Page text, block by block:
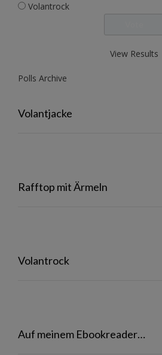
Volantrock
View Results
Polls Archive
Volantjacke
Rafftop mit Ärmeln
Volantrock
Auf meinem Ebookreader…